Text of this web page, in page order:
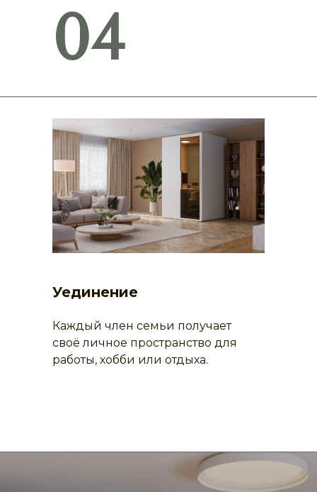
04
Уединение
Каждый член семьи получает
своё личное пространство для
работы, хобби или отдыха.